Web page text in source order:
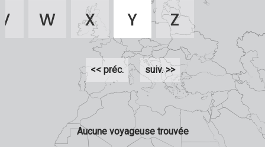
W X Y Z
<< préc. suiv. >>
Aucune voyageuse trouvée